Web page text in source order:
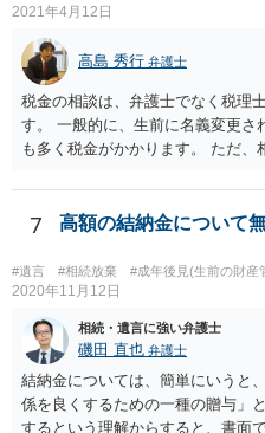
2021年4月12日
高島 秀行 弁護士
税金の相談は、弁護士でなく税理
す。 一般的に、生前に名義変更さ
も多く税金がかかります。 ただ
ういう場合にどれくらい税金がか
針を取るか決められたらよいと思
7 高額の結納金について
#遺言 #相続放棄 #成年後見(生前の財産
2020年11月12日
相続・遺言に強い弁護士
磯田 直也 弁護士
結納金については、簡単にいうと
係を良くするための一種の贈与」
するという理解からすると、書面